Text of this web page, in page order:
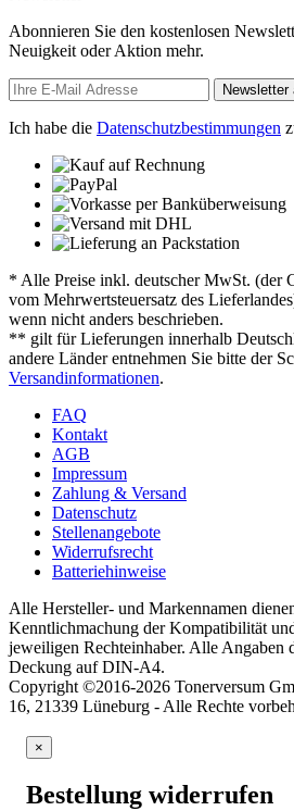
Abonnieren Sie den kostenlosen
Neuigkeit oder Aktion mehr.
Newsletter
Ich habe die Datenschutzbestimmungen
* Alle Preise inkl. deutscher MwSt. (der
vom Mehrwertsteuersatz des
wenn nicht anders beschrieben.
** gilt für Lieferungen innerhalb
andere Länder entnehmen Sie bitte der
Versandinformationen.
FAQ
Kontakt
AGB
Impressum
Zahlung & Versand
Datenschutz
Stellenangebote
Widerrufsrecht
Batteriehinweise
Alle Hersteller- und Markennamen
Kenntlichmachung der Kompatibilität
jeweiligen Rechteinhaber. Alle Angaben
Deckung auf DIN-A4.
Copyright ©2016-2026 Tonerversum
16, 21339 Lüneburg - Alle Rechte
×
Bestellung widerrufen